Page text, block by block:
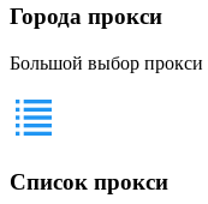
Города прокси
Большой выбор прокси
Список прокси